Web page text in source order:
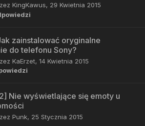
KingKawus, 29 Kwietnia 2015
zainstalować oryginalne
do telefonu Sony?
KaErzet, 14 Kwietnia 2015
Nie wyświetlające się emoty u
Punk, 25 Stycznia 2015